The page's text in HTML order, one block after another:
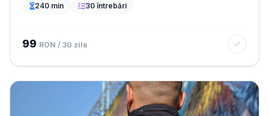
240 min 30 întrebări
99 RON / 30 zile